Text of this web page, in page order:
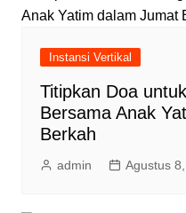
Instansi Vertikal
Titipkan Doa
Bersama Anak
Berkah
admin Agustus